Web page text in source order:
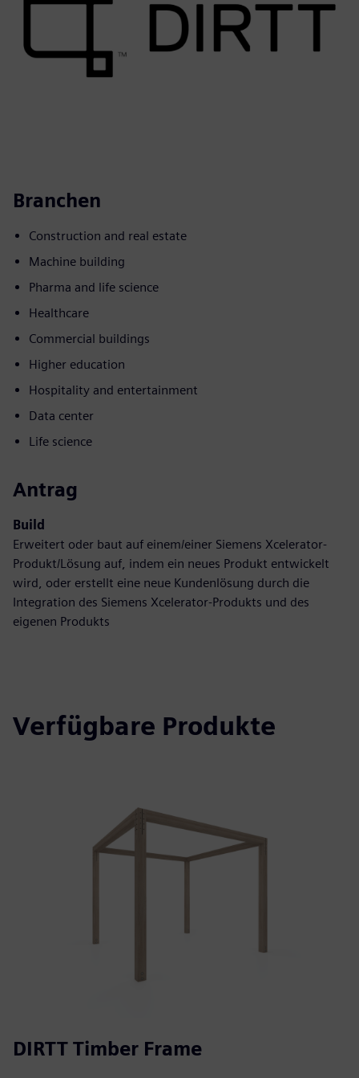
Branchen
Construction and real estate
Machine building
Pharma and life science
Healthcare
Commercial buildings
Higher education
Hospitality and entertainment
Data center
Life science
Antrag
Build
Erweitert oder baut auf einem/einer Siemens Xcelerator-
Produkt/Lösung auf, indem ein neues Produkt entwickelt
wird, oder erstellt eine neue Kundenlösung durch die
Integration des Siemens Xcelerator-Produkts und des
eigenen Produkts
Verfügbare Produkte
DIRTT Timber Frame